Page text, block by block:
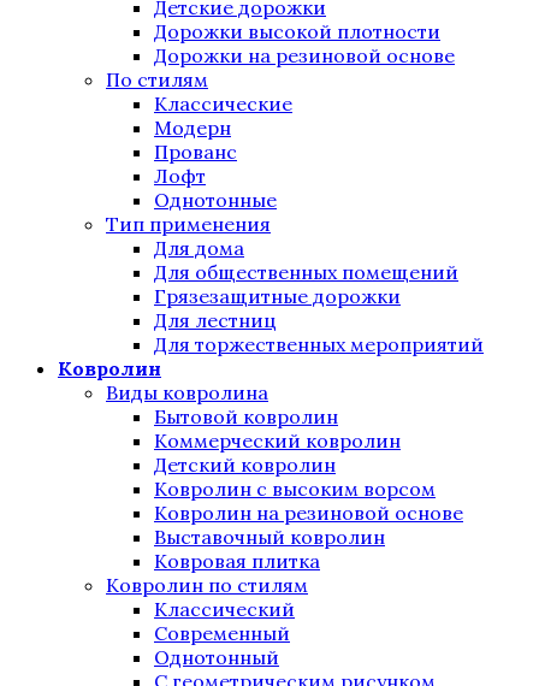
Детские дорожки
Дорожки высокой плотности
Дорожки на резиновой основе
По стилям
Классические
Модерн
Прованс
Лофт
Однотонные
Тип применения
Для дома
Для общественных помещений
Грязезащитные дорожки
Для лестниц
Для торжественных мероприятий
Ковролин
Виды ковролина
Бытовой ковролин
Коммерческий ковролин
Детский ковролин
Ковролин с высоким ворсом
Ковролин на резиновой основе
Выставочный ковролин
Ковровая плитка
Ковролин по стилям
Классический
Современный
Однотонный